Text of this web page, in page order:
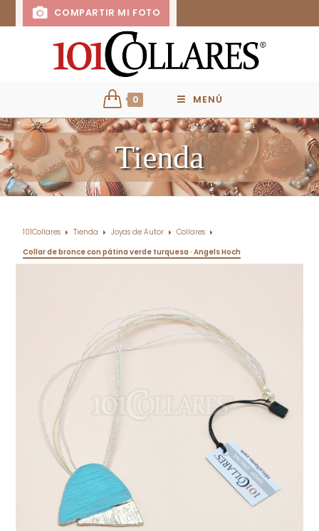
COMPARTIR MI FOTO
0 MENÚ
Tienda
101Collares Tienda Joyas de Autor
Collares
Collar de bronce con pátina verde turquesa · Angels Hoch